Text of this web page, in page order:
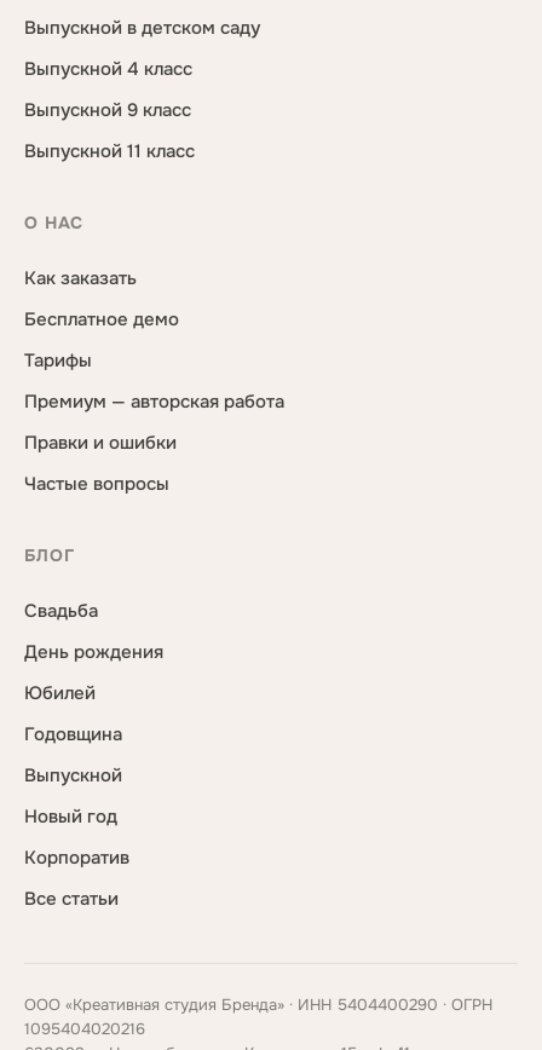
Выпускной в детском саду
Выпускной 4 класс
Выпускной 9 класс
Выпускной 11 класс
О НАС
Как заказать
Бесплатное демо
Тарифы
Премиум — авторская работа
Правки и ошибки
Частые вопросы
БЛОГ
Свадьба
День рождения
Юбилей
Годовщина
Выпускной
Новый год
Корпоратив
Все статьи
ООО «Креативная студия Бренда» · ИНН 5404400290 · ОГРН
1095404020216